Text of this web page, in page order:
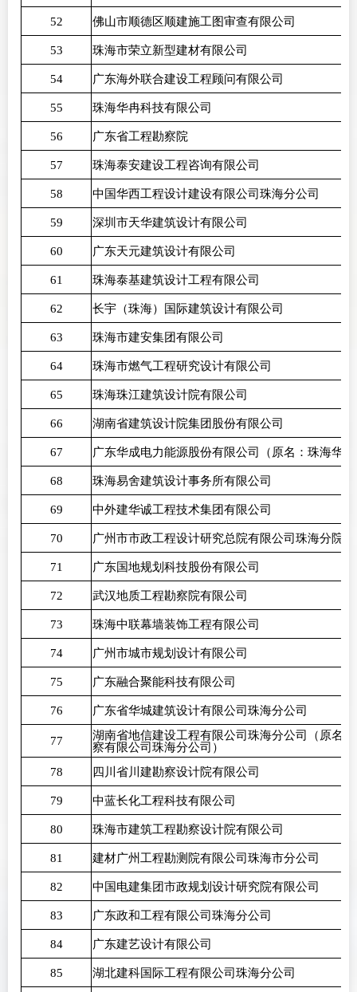
52 佛山市顺德区顺建施工图审查有限公司
53 珠海市荣立新型建材有限公司
54 广东海外联合建设工程顾问有限公司
55 珠海华冉科技有限公司
56 广东省工程勘察院
57 珠海泰安建设工程咨询有限公司
58 中国华西工程设计建设有限公司珠海分公司
59 深圳市天华建筑设计有限公司
60 广东天元建筑设计有限公司
61 珠海泰基建筑设计工程有限公司
62 长宇（珠海）国际建筑设计有限公司
63 珠海市建安集团有限公司
64 珠海市燃气工程研究设计有限公司
65 珠海珠江建筑设计院有限公司
66 湖南省建筑设计院集团股份有限公司
67 广东华成电力能源股份有限公司（原名：珠海华
68 珠海易舍建筑设计事务所有限公司
69 中外建华诚工程技术集团有限公司
70 广州市市政工程设计研究总院有限公司珠海分院
71 广东国地规划科技股份有限公司
72 武汉地质工程勘察院有限公司
73 珠海中联幕墙装饰工程有限公司
74 广州市城市规划设计有限公司
75 广东融合聚能科技有限公司
76 广东省华城建筑设计有限公司珠海分公司
77
湖南省地信建设工程有限公司珠海分公司（原名
察有限公司珠海分公司）
78
四川省川建勘察设计院有限公司
79 中蓝长化工程科技有限公司
80 珠海市建筑工程勘察设计院有限公司
81 建材广州工程勘测院有限公司珠海市分公司
82 中国电建集团市政规划设计研究院有限公司
83 广东政和工程有限公司珠海分公司
84 广东建艺设计有限公司
85 湖北建科国际工程有限公司珠海分公司